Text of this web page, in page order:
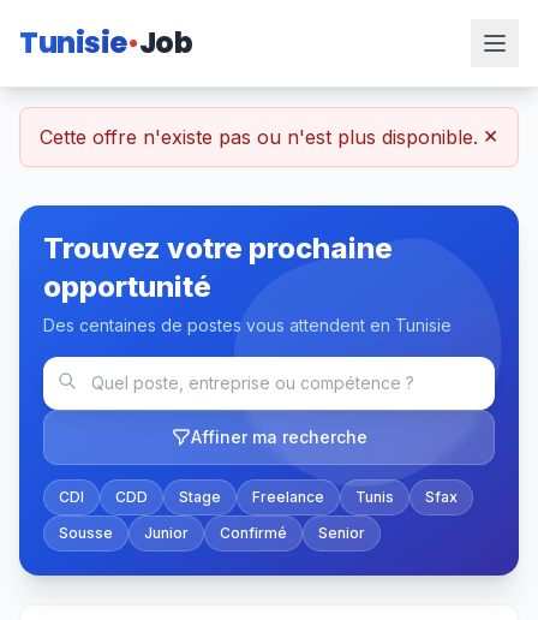
Tunisie Job
Cette offre n'existe pas ou n'est plus disponible. ×
Trouvez votre prochaine
opportunité
Des centaines de postes vous attendent en Tunisie
Affiner ma recherche
CDI CDD Stage Freelance Tunis
Sfax
Sousse
Junior Confirmé Senior